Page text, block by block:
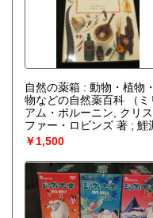
お買入れについての詳
書クマゴロウのブログ」
事内に記載しております。
当店プロフィールページ
ンにリンクがございます
うぞご覧ください。
取り扱い分野
歴史、趣味、サブカルチ
自然の薬箱 : 動物・植物
物などの自然薬百科
（ミ
アム・ポルーニン, クリス
ファー・ロビンズ 著 ; 鯉
合子 訳）
￥1,500